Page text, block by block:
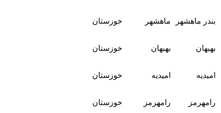
بندر ماهشهر ماهشهر خوزستان
بهبهان بهبهان خوزستان
امیدیه امیدیه خوزستان
رامهرمز رامهرمز خوزستان